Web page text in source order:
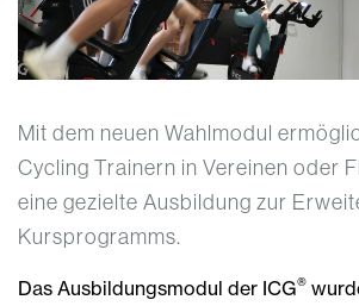
Mit dem neuen Wahlmodul
Cycling Trainern in Vereinen oder
eine gezielte Ausbildung zur
Kursprogramms.
Das Ausbildungsmodul der ICG®